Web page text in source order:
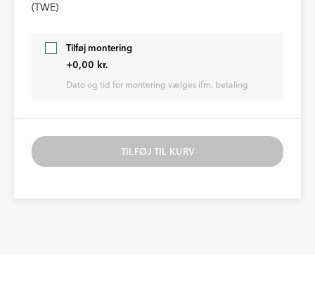
(TWE)
Tilføj montering
+0,00 kr.
Dato og tid for montering vælges ifm. betaling
TILFØJ TIL KURV